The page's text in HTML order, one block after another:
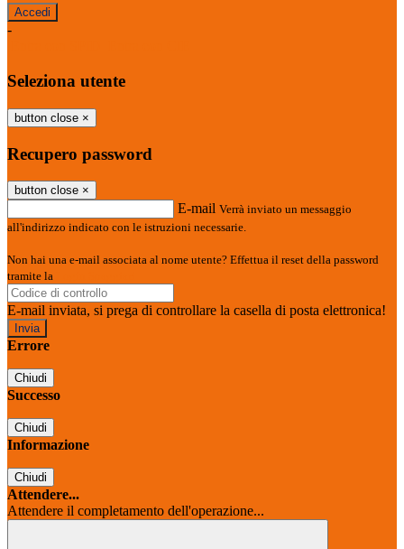
-
Seleziona utente
button close ×
Recupero password
button close ×
E-mail Verrà inviato un messaggio
all'indirizzo indicato con le istruzioni necessarie.
Non hai una e-mail associata al nome utente? Effettua il reset della password
tramite la
E-mail inviata, si prega di controllare la casella di posta elettronica!
Errore
Chiudi
Successo
Chiudi
Informazione
Chiudi
Attendere...
Attendere il completamento dell'operazione...